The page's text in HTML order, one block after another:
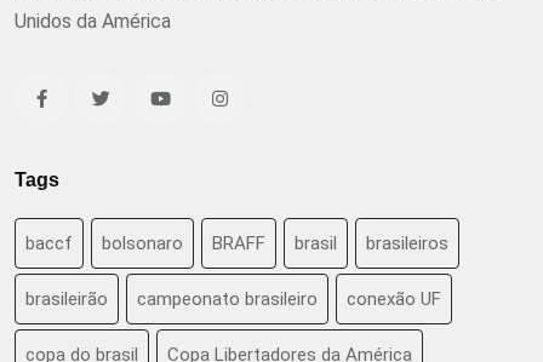
Unidos da América
Tags
baccf bolsonaro BRAFF brasil brasileiros
brasileirão campeonato brasileiro conexão UF
copa do brasil Copa Libertadores da América